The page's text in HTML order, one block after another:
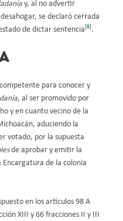
y, al no advertir
se declaró cerrada
de dictar sentencia [8] .
para conocer y
, al ser promovido por
y en cuanto vecino de la
aduciendo la
votado, por la supuesta
de aprobar y emitir la
de la colonia
en los artículos 98 A
XIII y 66 fracciones II y III